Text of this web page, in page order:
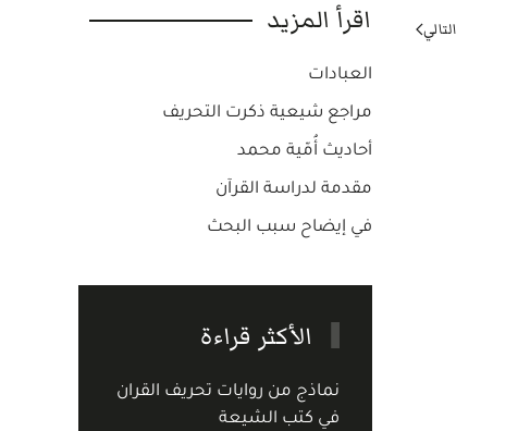
التالي اقرأ المزيد
العبادات
مراجع شيعية ذكرت التحريف
أحاديث أُمّية محمد
مقدمة لدراسة القرآن
في إيضاح سبب البحث
الأكثر قراءة
نماذج من روايات تحريف القران
في كتب الشيعة